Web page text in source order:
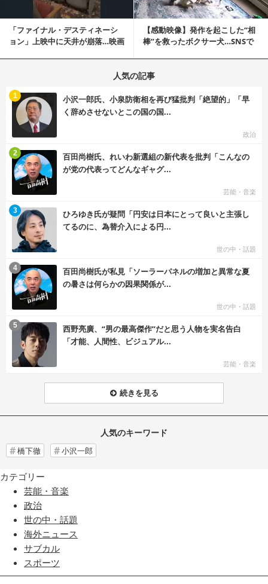
「ファイナル・デスティネーシ
ョン」上映中に天井が崩落…映画
【感動映像】発作を起こした“相
棒”を救ったボクサー犬…SNSで
人気の記事
小沢一郎氏、小泉防衛相を再び猛批判「絶望的」「早
く辞めさせないとこの国の国...
政治
1
百田尚樹氏、れいわ新選組の新代表を批判「こんなの
が党の代表ってどんなギャグ...
芸能・音楽
2
ひろゆき氏が疑問「円安は日本にとって良いと主張し
てるのに、為替介入による円...
世の中・話題
3
百田尚樹氏が私見「ソーラーパネルの増加と異常な夏
の暑さは何らかの因果関係が...
世の中・話題
4
西野亮廣、“男の最高傑作”だと思う人物を実名告白
「才能、人間性、ビジュアル...
芸能・音楽
5
続きを見る
人気のキーワード
橋下徹 小沢一郎
カテゴリー
芸能・音楽
政治
世の中・話題
海外ニュース
サブカル
スポーツ